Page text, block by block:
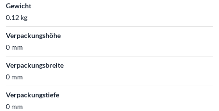
Gewicht
0.12 kg
Verpackungshöhe
0 mm
Verpackungsbreite
0 mm
Verpackungstiefe
0 mm